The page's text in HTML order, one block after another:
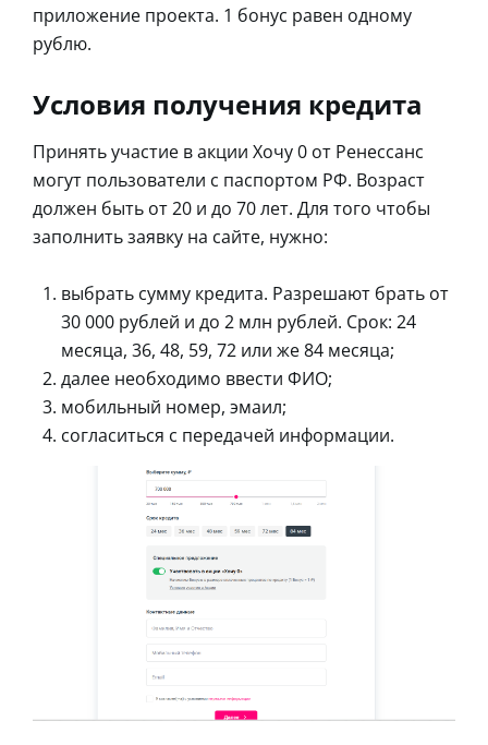
приложение проекта. 1 бонус равен одному
рублю.
Условия получения кредита
Принять участие в акции Хочу 0 от Ренессанс
могут пользователи с паспортом РФ. Возраст
должен быть от 20 и до 70 лет. Для того чтобы
заполнить заявку на сайте, нужно:
выбрать сумму кредита. Разрешают брать от
30 000 рублей и до 2 млн рублей. Срок: 24
месяца, 36, 48, 59, 72 или же 84 месяца;
далее необходимо ввести ФИО;
мобильный номер, эмаил;
согласиться с передачей информации.